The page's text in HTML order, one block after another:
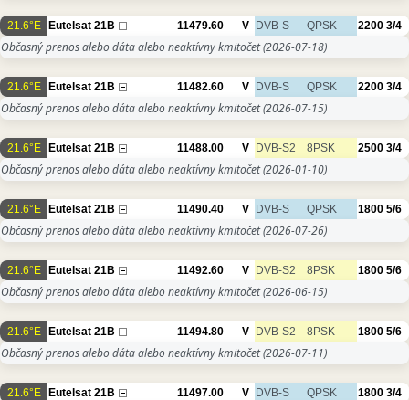
21.6°E Eutelsat 21B 11479.60 V DVB-S QPSK 2200 3/4
Občasný prenos alebo dáta alebo neaktívny kmitočet(2026-07-18)
21.6°E Eutelsat 21B 11482.60 V DVB-S QPSK 2200 3/4
Občasný prenos alebo dáta alebo neaktívny kmitočet(2026-07-15)
21.6°E Eutelsat 21B 11488.00 V DVB-S2 8PSK 2500 3/4
Občasný prenos alebo dáta alebo neaktívny kmitočet(2026-01-10)
21.6°E Eutelsat 21B 11490.40 V DVB-S QPSK 1800 5/6
Občasný prenos alebo dáta alebo neaktívny kmitočet(2026-07-26)
21.6°E Eutelsat 21B 11492.60 V DVB-S2 8PSK 1800 5/6
Občasný prenos alebo dáta alebo neaktívny kmitočet(2026-06-15)
21.6°E Eutelsat 21B 11494.80 V DVB-S2 8PSK 1800 5/6
Občasný prenos alebo dáta alebo neaktívny kmitočet(2026-07-11)
21.6°E Eutelsat 21B 11497.00 V DVB-S QPSK 1800 3/4